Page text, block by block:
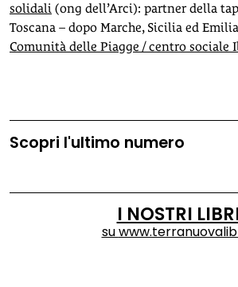
solidali (ong dell’Arci): partner della
Toscana – dopo Marche, Sicilia ed
Comunità delle Piagge / centro sociale
Scopri l'ultimo numero
I NOSTRI
su